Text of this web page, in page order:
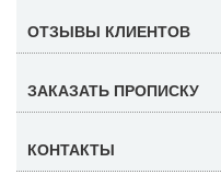
ОТЗЫВЫ КЛИЕНТОВ
ЗАКАЗАТЬ ПРОПИСКУ
КОНТАКТЫ